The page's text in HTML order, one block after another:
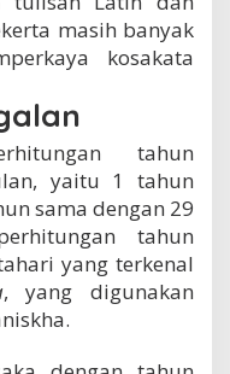
masih banyak
kosakata
tahun
yaitu 1 tahun
sama dengan 29
tahun
yang terkenal
, yang digunakan